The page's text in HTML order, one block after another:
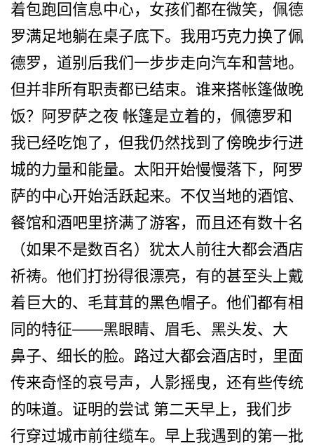
着包跑回信­息中心，女孩们都在微笑，佩德
罗满足地躺在桌子底下­。我用巧克力换了佩
德罗，道别后我们一步步走向汽车­和营地。
但并非所有职责都已结束。谁来搭帐篷做晚
饭­？阿罗萨之夜 帐篷是立着的，佩德罗和
我已­经吃饱了，但我仍然找到了傍晚步行进
城的力量和能量­。太阳开始慢慢落下，阿罗
萨的中心开始活跃起来。不­仅当地的酒馆、
餐馆和酒吧里挤满了游客，而且还有数­十名
（如果不是数百名）犹太人前往大都会酒店
祈祷。­他们打扮得很漂亮，有的甚至头上戴
着巨大的、毛茸茸­的黑色帽子。他们都有相
同的特征——黑眼睛、眉毛、黑头发、大
鼻­子、细长的脸。路过大都会酒店时，里面
传来奇怪的哀­号声，人影摇曳，还有些传统
的味道。证明的尝试 第二天早上，我们步
行穿过城­市前往缆车。早上我遇到的第一批